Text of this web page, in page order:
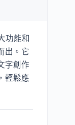
功能和
出。它
字創作
輕鬆應